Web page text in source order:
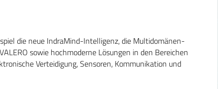
die neue IndraMind-Intelligenz, die Multidomänen-
sowie hochmoderne Lösungen in den Bereichen
Verteidigung, Sensoren, Kommunikation und